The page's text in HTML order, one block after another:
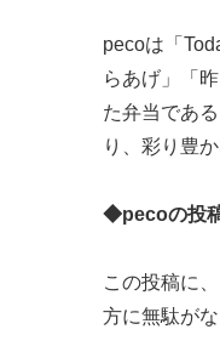
pecoは「
らあげ」「
た弁当であ
り、彩り豊
◆pecoの投
この投稿に
方に無駄が